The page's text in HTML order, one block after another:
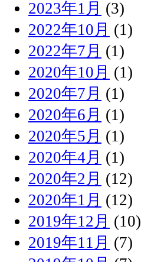
2023年1月 (3)
2022年10月 (1)
2022年7月 (1)
2020年10月 (1)
2020年7月 (1)
2020年6月 (1)
2020年5月 (1)
2020年4月 (1)
2020年2月 (12)
2020年1月 (12)
2019年12月 (10)
2019年11月 (7)